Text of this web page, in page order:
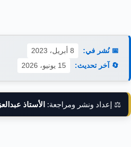
📅 نُشر في:
8 أبريل، 2023
🔄 آخر تحديث:
15 يونيو، 2026
⚖️ إعداد ونشر ومراجعة: الأستاذ